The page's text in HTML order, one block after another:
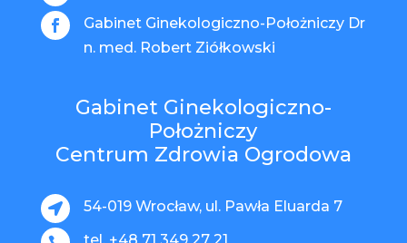

Gabinet Ginekologiczno-Położniczy Dr
n. med. Robert Ziółkowski
Gabinet Ginekologiczno-
Położniczy
Centrum Zdrowia Ogrodowa
 54-019 Wrocław, ul. Pawła Eluarda 7